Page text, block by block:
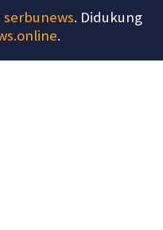
serbunews. Didukung
.